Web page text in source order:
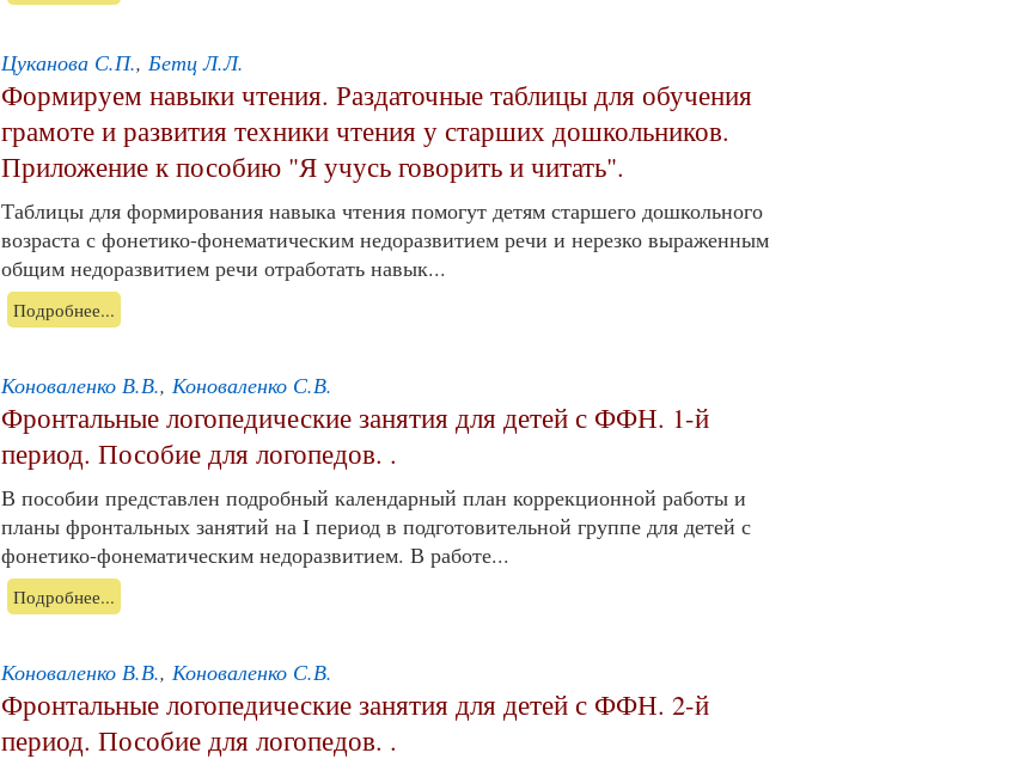
Цуканова С.П., Бетц Л.Л.
Формируем навыки чтения. Раздаточные таблицы для обучения
грамоте и развития техники чтения у старших дошкольников.
Приложение к пособию "Я учусь говорить и читать".
Таблицы для формирования навыка чтения помогут детям старшего дошкольного
возраста с фонетико-фонематическим недоразвитием речи и нерезко выраженным
общим недоразвитием речи отработать навык...
Подробнее...
Коноваленко В.В., Коноваленко С.В.
Фронтальные логопедические занятия для детей с ФФН. 1-й
период. Пособие для логопедов. .
В пособии представлен подробный календарный план коррекционной работы и
планы фронтальных занятий на I период в подготовительной группе для детей с
фонетико-фонематическим недоразвитием. В работе...
Подробнее...
Коноваленко В.В., Коноваленко С.В.
Фронтальные логопедические занятия для детей с ФФН. 2-й
период. Пособие для логопедов. .